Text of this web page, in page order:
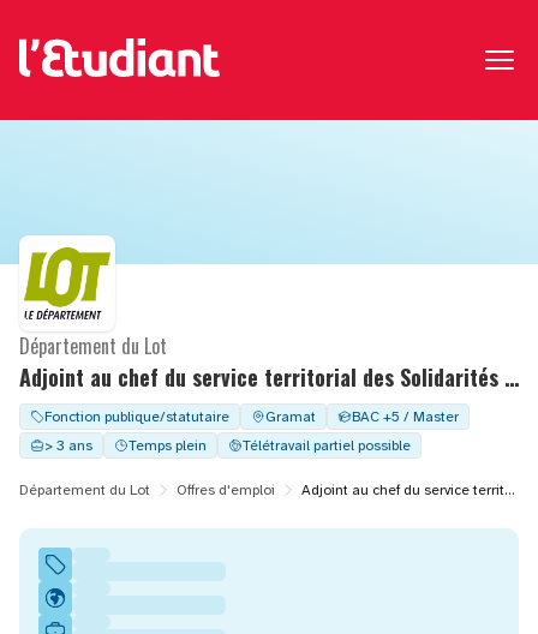
Adjoint au chef du service territorial des Solidarités de Gourdon – F/H
Département du Lot
Fonction publique/statutaire Gramat
BAC +5 / Master
> 3 ans
Temps plein Télétravail partiel possible
Département du Lot Offres d'emploi Adjoint au chef du service territorial des Solidarités de Gourdon – F/H